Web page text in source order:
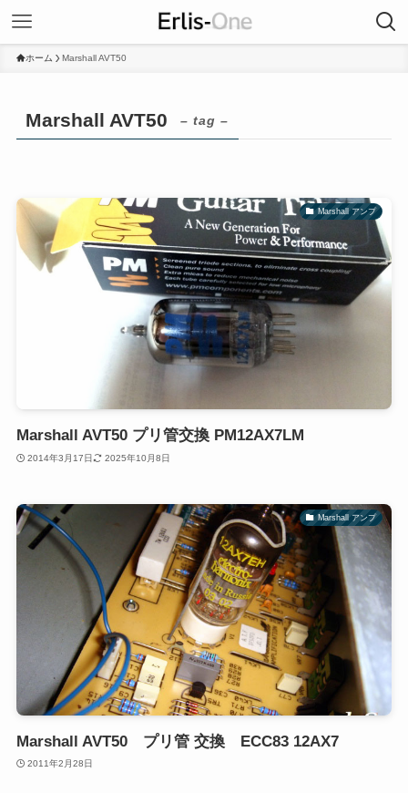
ホーム Marshall AVT50
Marshall AVT50 – tag –
Marshall アンプ
Marshall AVT50 プリ管交換 PM12AX7LM
2014年3月17日 2025年10月8日
Marshall アンプ
Marshall AVT50 プリ管 交換 ECC83 12AX7
2011年2月28日